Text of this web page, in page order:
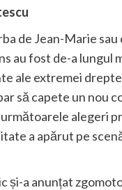
de Jean-Marie sau
au fost de-a lungul
ale extremei
să capete un nou
alegeri
a apărut pe
și-a anunțat